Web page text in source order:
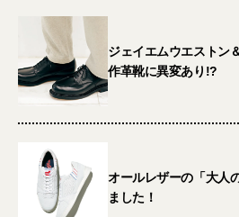
ジェイエムウエストン
作革靴に異変あり!?
オールレザーの「大人
ました！